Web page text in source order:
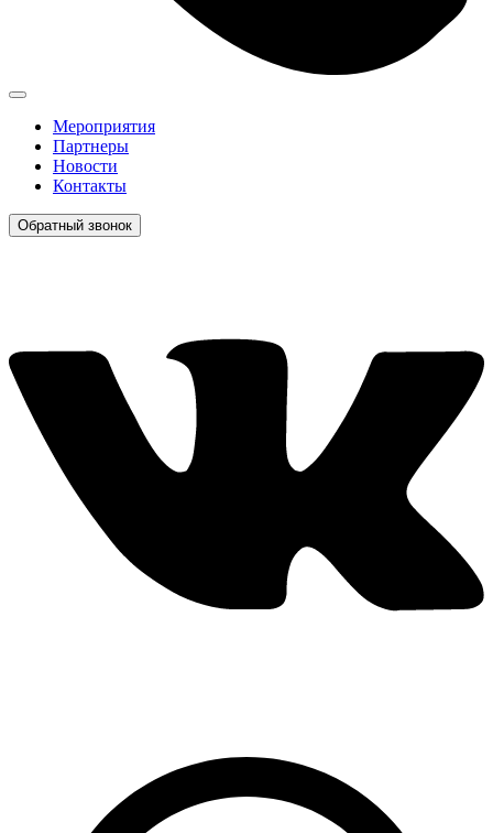
Мероприятия
Партнеры
Новости
Контакты
Обратный звонок